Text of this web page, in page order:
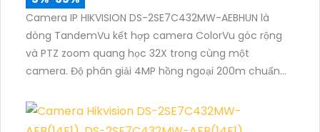
Camera IP HIKVISION DS-2SE7C432MW-AEBHUN là
dòng TandemVu kết hợp camera ColorVu góc rộng
và PTZ zoom quang học 32X trong cùng một
camera. Độ phân giải 4MP hồng ngoại 200m chuẩn
giúp giám sát khu vực rộng với hình ảnh rõ nét cả
ngày và đêm.